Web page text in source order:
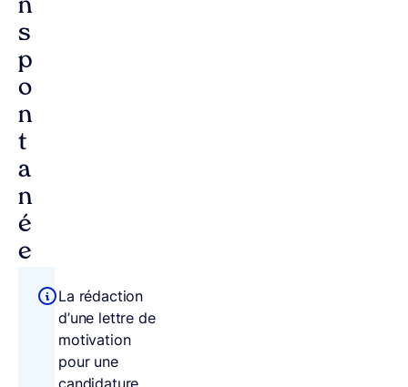
n
s
p
o
n
t
a
n
é
e
La rédaction
d’une lettre de
motivation
pour une